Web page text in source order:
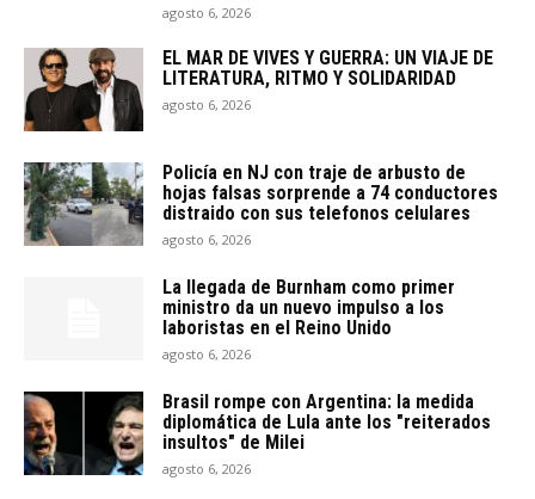
agosto 6, 2026
EL MAR DE VIVES Y GUERRA: UN VIAJE DE
LITERATURA, RITMO Y SOLIDARIDAD
agosto 6, 2026
Policía en NJ con traje de arbusto de
hojas falsas sorprende a 74 conductores
distraido con sus telefonos celulares
agosto 6, 2026
La llegada de Burnham como primer
ministro da un nuevo impulso a los
laboristas en el Reino Unido
agosto 6, 2026
Brasil rompe con Argentina: la medida
diplomática de Lula ante los "reiterados
insultos" de Milei
agosto 6, 2026